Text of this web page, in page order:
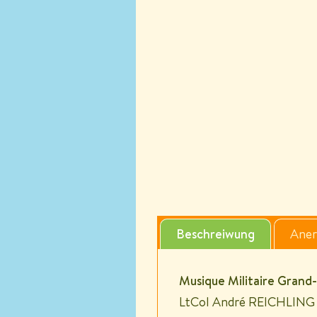
Beschreiwung
Musique Militaire
LtCol André REICHLING